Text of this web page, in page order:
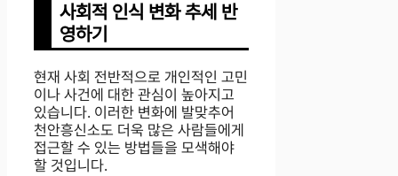
사회적 인식 변화 추세 반
영하기
현재 사회 전반적으로 개인적인 고민
이나 사건에 대한 관심이 높아지고
있습니다. 이러한 변화에 발맞추어
천안흥신소도 더욱 많은 사람들에게
접근할 수 있는 방법들을 모색해야
할 것입니다.